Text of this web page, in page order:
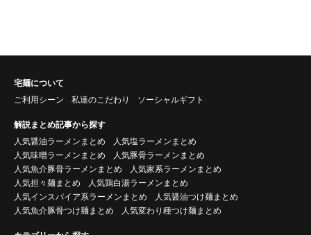
宅麺について
ご利用シーン
私達のこだわり ソーシャルギフト
解説まとめ記事から探す
人気醤油ラーメンまとめ
人気塩ラーメンまとめ
人気味噌ラーメンまとめ
人気豚骨ラーメンまとめ
人気魚介豚骨ラーメンまとめ
人気家系ラーメンまとめ
人気担々麺まとめ
人気鶏白湯ラーメンまとめ
人気インスパイア系ラーメンまとめ
人気醤油つけ麺まとめ
人気魚介豚骨つけ麺まとめ
人気変わり種つけ麺まとめ